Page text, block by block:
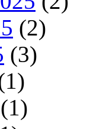
(2)
(3)
(1)